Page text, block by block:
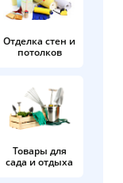
Отделка стен и
потолков
Товары для
сада и отдыха